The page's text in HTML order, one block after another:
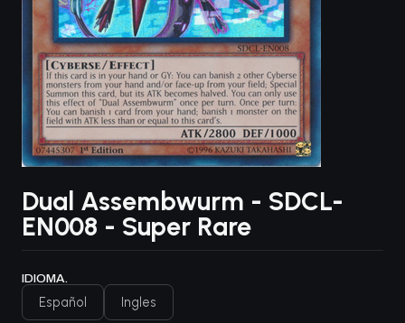
Dual Assembwurm - SDCL-
EN008 - Super Rare
IDIOMA.
Español Ingles